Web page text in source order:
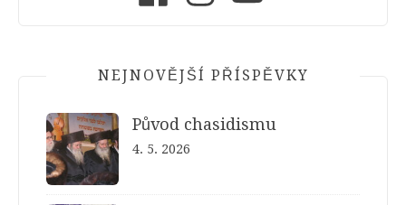
NEJNOVĚJŠÍ PŘÍSPĚVKY
Původ chasidismu
4. 5. 2026